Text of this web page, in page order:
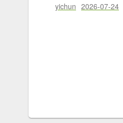
yichun 2026-07-24